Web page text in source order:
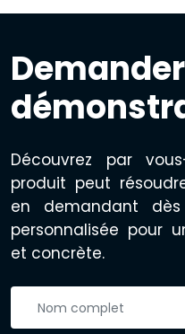
Découvrez par
produit peut
en demandant
personnalisée pour
et concrète.